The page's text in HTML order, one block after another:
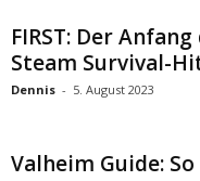
FIRST: Der
Steam Survival-
Dennis - 5. August 2023
Valheim Guide: